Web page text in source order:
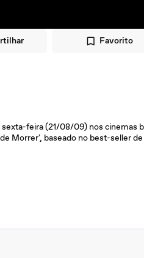
Favorito
feira (21/08/09) nos cinemas
Morrer', baseado no best-seller